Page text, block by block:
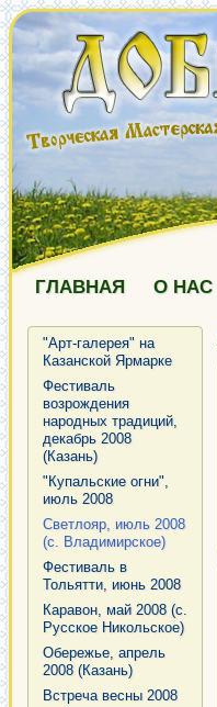
ГЛАВНАЯ О НАС
"Арт-галерея" на
Казанской Ярмарке
Фестиваль
возрождения
народных традиций,
декабрь 2008
(Казань)
"Купальские огни",
июль 2008
Светлояр, июль 2008
(с. Владимирское)
Фестиваль в
Тольятти, июнь 2008
Каравон, май 2008 (с.
Русское Никольское)
Обережье, апрель
2008 (Казань)
Встреча весны 2008